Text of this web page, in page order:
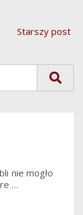
Starszy post
nie mogło
…